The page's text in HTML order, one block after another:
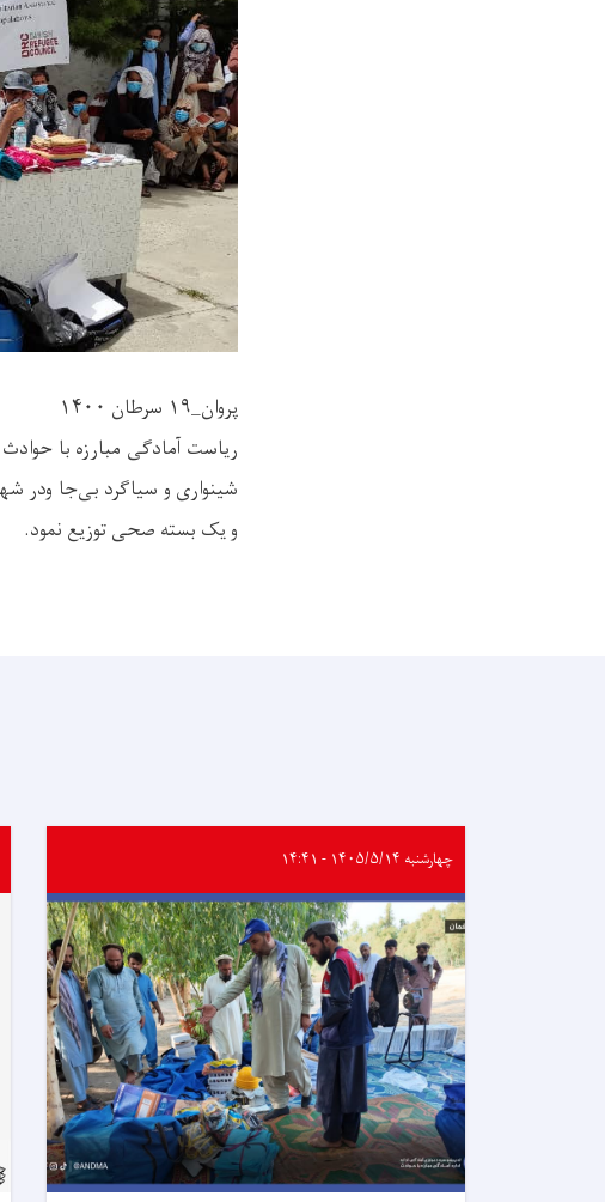
پروان_۱۹ سرطان ۱۴۰۰
و یک‌ بسته صحی توزیع نمود.
چهارشنبه ۱۴۰۵/۵/۱۴ - ۱۴:۴۱